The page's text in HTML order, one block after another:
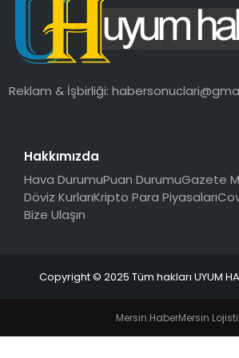
SAĞLIK
MAGAZIN
Reklam & İşbirliği:
Hakkımızda
Hava DurumuPuan DurumuGazete
Döviz KurlarıKripto Para Piyasaları
Bize Ulaşın
Copyright © 2025 Tüm hakları UYUM
Mersin HaberMersin